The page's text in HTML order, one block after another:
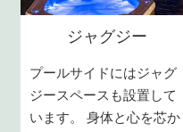
ジャグジー
プールサイドにはジャグ
ジースペースも設置して
います。 身体と心を芯か